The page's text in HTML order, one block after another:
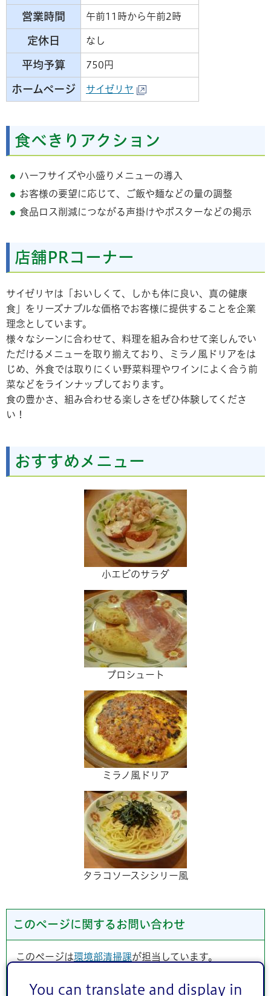
You can translate and display in
営業時間 午前11時から午前2時
定休日 なし
平均予算 750円
ホームページ サイゼリヤ
食べきりアクション
ハーフサイズや小盛りメニューの導入
お客様の要望に応じて、ご飯や麺などの量の調整
食品ロス削減につながる声掛けやポスターなどの掲示
店舗PRコーナー
サイゼリヤは「おいしくて、しかも体に良い、真の健康
食」をリーズナブルな価格でお客様に提供することを企業
理念としています。
様々なシーンに合わせて、料理を組み合わせて楽しんでい
ただけるメニューを取り揃えており、ミラノ風ドリアをは
じめ、外食では取りにくい野菜料理やワインによく合う前
菜などをラインナップしております。
食の豊かさ、組み合わせる楽しさをぜひ体験してくださ
い！
おすすめメニュー
小エビのサラダ
プロシュート
ミラノ風ドリア
タラコソースシシリー風
このページに関するお問い合わせ
このページは環境部清掃課が担当しています。